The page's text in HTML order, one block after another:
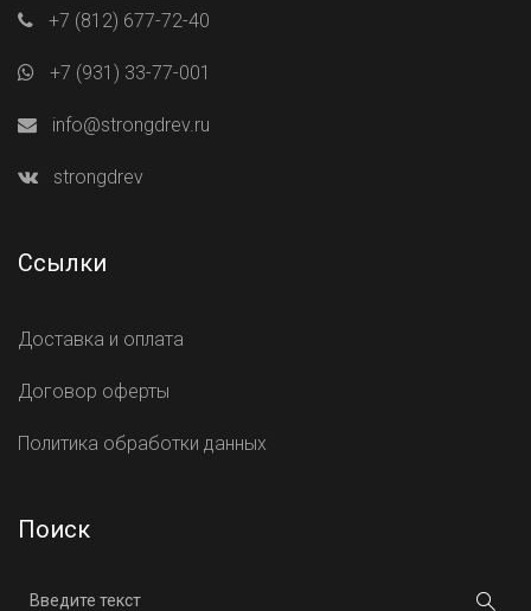
+7 (812) 677-72-40
+7 (931) 33-77-001
info@strongdrev.ru
strongdrev
Ссылки
Доставка и оплата
Договор оферты
Политика обработки данных
Поиск